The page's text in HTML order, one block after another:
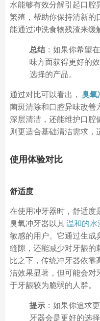
水能够有效分解引起口腔
繁殖，帮助你保持清新的
能通过冲洗食物残渣来缓
总结：如果你希望
味方面获得更好的
选择的产品。
通过对比可以看出， 臭氧
菌斑清除和口腔异味改善
深层清洁，还能维护口腔
则更适合基础清洁需求，
使用体验对比
舒适度
在使用冲牙器时，舒适度
臭氧冲牙器以其温和的水
敏感的用户。它通过生成
缝隙，还能减少对牙龈的
比之下，传统冲牙器依靠
洁效果显著，但可能会对
于牙龈较为脆弱的人群。
提示：如果你追求
牙器会是更好的选择